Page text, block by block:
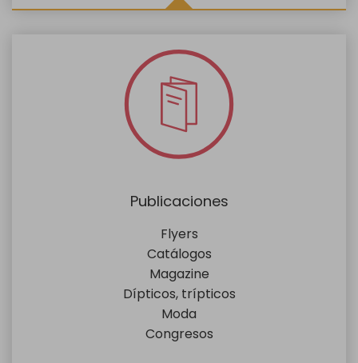
Publicaciones
Flyers
Catálogos
Magazine
Dípticos, trípticos
Moda
Congresos